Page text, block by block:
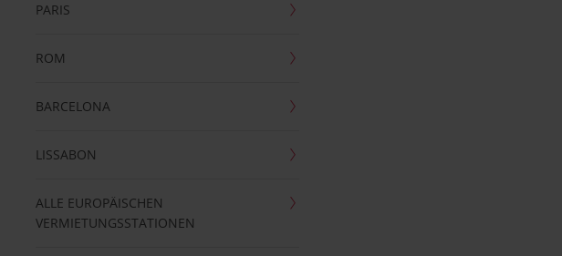
PARIS
ROM
BARCELONA
LISSABON
ALLE EUROPÄISCHEN
VERMIETUNGSSTATIONEN